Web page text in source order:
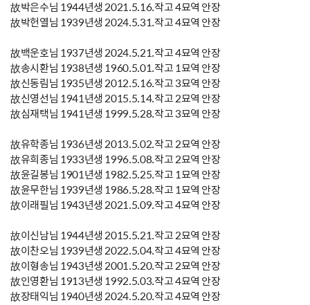
故박은수님 1944년생 2021.5.16.작고 4묘역 안장
故박헌열님 1939년생 2024.5.31.작고 4묘역 안장
故백운호님 1937년생 2024.5.21.작고 4묘역 안장
故송시환님 1938년생 1960.5.01.작고 1묘역 안장
故신동림님 1935년생 2012.5.16.작고 3묘역 안장
故신영선님 1941년생 2015.5.14.작고 2묘역 안장
故심재택님 1941년생 1999.5.28.작고 3묘역 안장
故유학종님 1936년생 2013.5.02.작고 2묘역 안장
故유희종님 1933년생 1996.5.08.작고 2묘역 안장
故윤길봉님 1901년생 1982.5.25.작고 1묘역 안장
故윤무한님 1939년생 1986.5.28.작고 1묘역 안장
故이래필님 1943년생 2021.5.09.작고 4묘역 안장
故이신남님 1944년생 2015.5.21.작고 2묘역 안장
故이찬오님 1939년생 2022.5.04.작고 4묘역 안장
故이형송님 1943년생 2001.5.20.작고 2묘역 안장
故인영환님 1913년생 1992.5.03.작고 4묘역 안장
故장태익님 1940년생 2024.5.20.작고 4묘역 안장